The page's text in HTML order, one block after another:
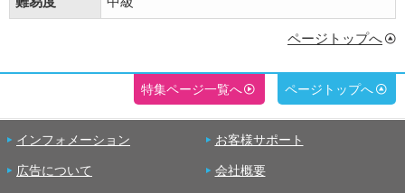
ページトップへ
特集ページ一覧へ ページトップへ
インフォメーション お客様サポート
広告について 会社概要